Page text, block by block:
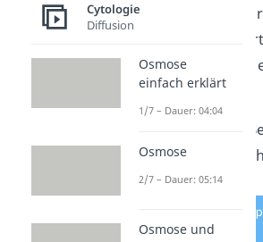
nm) wird vom
hingegen
nehmen wir es mit
Farbe wahr.
Den reflektierten
Strukturformel
Cytologie
Diffusion
Osmose
einfach erklärt
1/7 – Dauer: 04:04
Osmose
2/7 – Dauer: 05:14
Osmose und